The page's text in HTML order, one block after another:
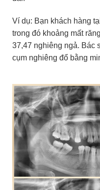
Ví dụ: Bạn khách hàng
trong đó khoảng mất
37,47 nghiêng ngả. Bác
cụm nghiêng đổ bằng